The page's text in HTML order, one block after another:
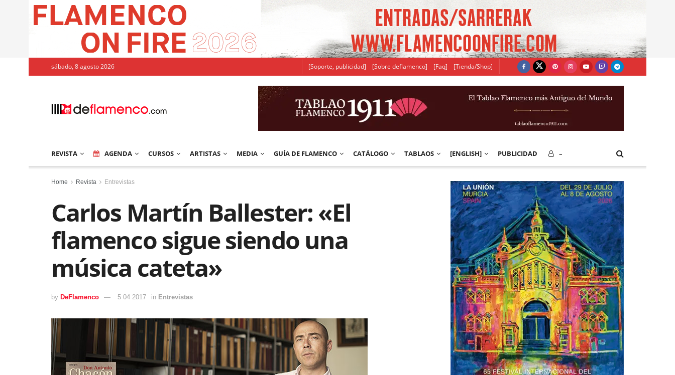
sábado, 8 agosto 2026 [Soporte, publicidad] [Sobre deflamenco] [Faq] [Tienda/Shop]
REVISTA AGENDA CURSOS ARTISTAS MEDIA GUÍA DE FLAMENCO CATÁLOGO TABLAOS [ENGLISH] PUBLICIDAD –
Home Revista Entrevistas
Carlos Martín Ballester: «El
flamenco sigue siendo una
música cateta»
by DeFlamenco 5 04 2017 in Entrevistas